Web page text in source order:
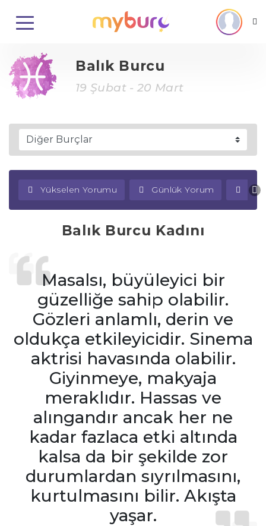
Balık Burcu
19 Şubat - 20 Mart
Yükselen Yorumu Günlük Yorum
Balık Burcu Kadını
Masalsı, büyüleyici bir
güzelliğe sahip olabilir.
Gözleri anlamlı, derin ve
oldukça etkileyicidir. Sinema
aktrisi havasında olabilir.
Giyinmeye, makyaja
meraklıdır. Hassas ve
alıngandır ancak her ne
kadar fazlaca etki altında
kalsa da bir şekilde zor
durumlardan sıyrılmasını,
kurtulmasını bilir. Akışta
yaşar.